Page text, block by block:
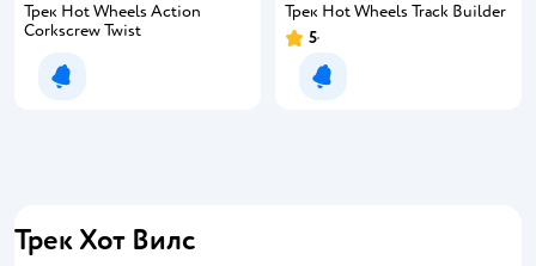
Трек Hot Wheels Action
Corkscrew Twist
Уведомить о появлении
Трек Hot Wheels Track Builder
5
Уведомить о появлении
Трек Хот Вилс